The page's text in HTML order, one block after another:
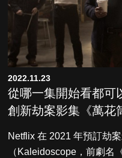
2022.11.23
從哪一集開始看都可
創新劫案影集《萬花
Netflix 在 2021 年預訂劫案
（Kaleidoscope，前劇名